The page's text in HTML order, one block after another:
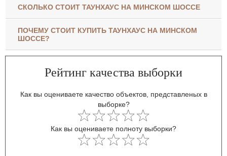
СКОЛЬКО СТОИТ ТАУНХАУС НА МИНСКОМ ШОССЕ
ПОЧЕМУ СТОИТ КУПИТЬ ТАУНХАУС НА МИНСКОМ
ШОССЕ?
Рейтинг качества выборки
Как вы оцениваете качество объектов, представленых в
выборке?
Как вы оцениваете полноту выборки?